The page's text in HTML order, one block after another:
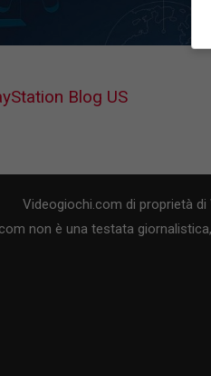
Blog US
Videogiochi.com di proprietà di
non è una testata